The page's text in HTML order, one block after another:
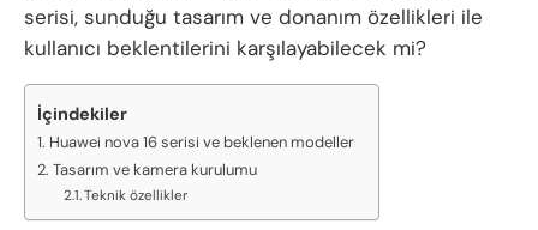
serisi, sunduğu tasarım ve donanım özellikleri ile
kullanıcı beklentilerini karşılayabilecek mi?
İçindekiler
Huawei nova 16 serisi ve beklenen modeller
Tasarım ve kamera kurulumu
Teknik özellikler